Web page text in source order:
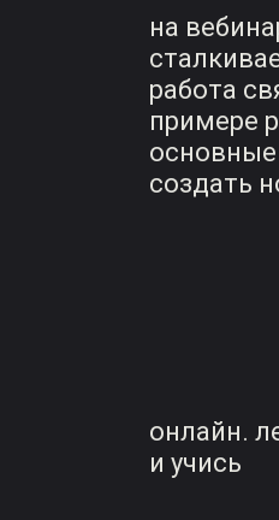
на
работа
примере
создать
онлайн.
и учись